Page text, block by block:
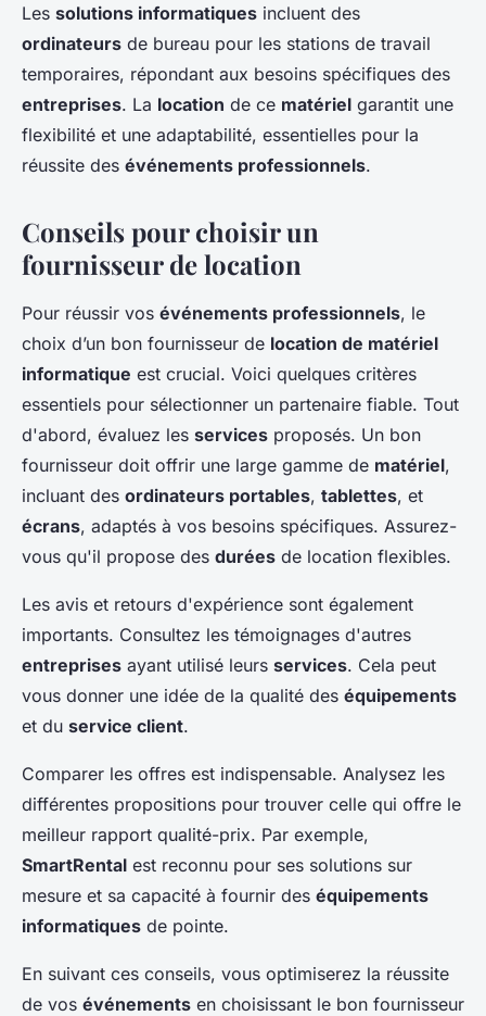
Les solutions informatiques incluent des
ordinateurs de bureau pour les stations de travail
temporaires, répondant aux besoins spécifiques des
entreprises. La location de ce matériel garantit une
flexibilité et une adaptabilité, essentielles pour la
réussite des événements professionnels.
Conseils pour choisir un
fournisseur de location
Pour réussir vos événements professionnels, le
choix d’un bon fournisseur de location de matériel
informatique est crucial. Voici quelques critères
essentiels pour sélectionner un partenaire fiable. Tout
d'abord, évaluez les services proposés. Un bon
fournisseur doit offrir une large gamme de matériel,
incluant des ordinateurs portables, tablettes, et
écrans, adaptés à vos besoins spécifiques. Assurez-
vous qu'il propose des durées de location flexibles.
Les avis et retours d'expérience sont également
importants. Consultez les témoignages d'autres
entreprises ayant utilisé leurs services. Cela peut
vous donner une idée de la qualité des équipements
et du service client.
Comparer les offres est indispensable. Analysez les
différentes propositions pour trouver celle qui offre le
meilleur rapport qualité-prix. Par exemple,
SmartRental est reconnu pour ses solutions sur
mesure et sa capacité à fournir des équipements
informatiques de pointe.
En suivant ces conseils, vous optimiserez la réussite
de vos événements en choisissant le bon fournisseur